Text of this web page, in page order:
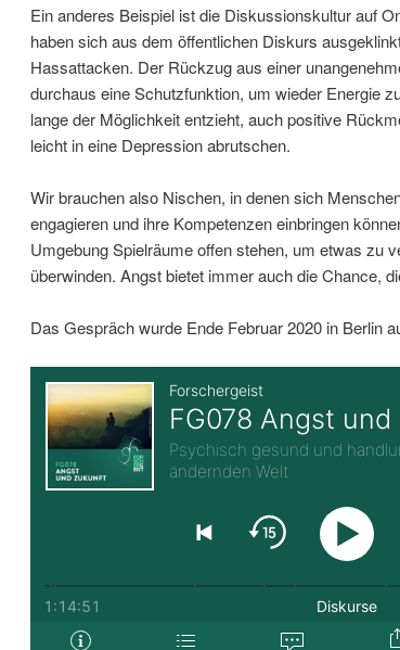
i
n
g
n
p
r
i
g
e
n
Ein anderes Beispiel ist die Diskussionskultur auf
haben sich aus dem öffentlichen Diskurs
Hassattacken. Der Rückzug aus einer
durchaus eine Schutzfunktion, um wieder Energie
lange der Möglichkeit entzieht, auch positive
leicht in eine Depression abrutschen.
Wir brauchen also Nischen, in denen sich
engagieren und ihre Kompetenzen einbringen
Umgebung Spielräume offen stehen, um etwas zu
überwinden. Angst bietet immer auch die Chance,
Das Gespräch wurde Ende Februar 2020 in Berlin